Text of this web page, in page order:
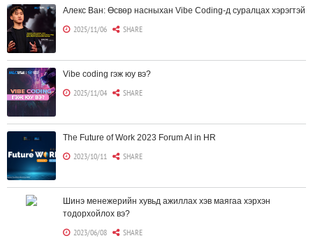
Алекс Ван: Өсвөр насныхан Vibe Coding-д суралцах хэрэгтэй
2025/11/06 SHARE
Vibe coding гэж юу вэ?
2025/11/04 SHARE
The Future of Work 2023 Forum AI in HR
2023/10/11 SHARE
Шинэ менежерийн хувьд ажиллах хэв маягаа хэрхэн
тодорхойлох вэ?
2023/06/08 SHARE